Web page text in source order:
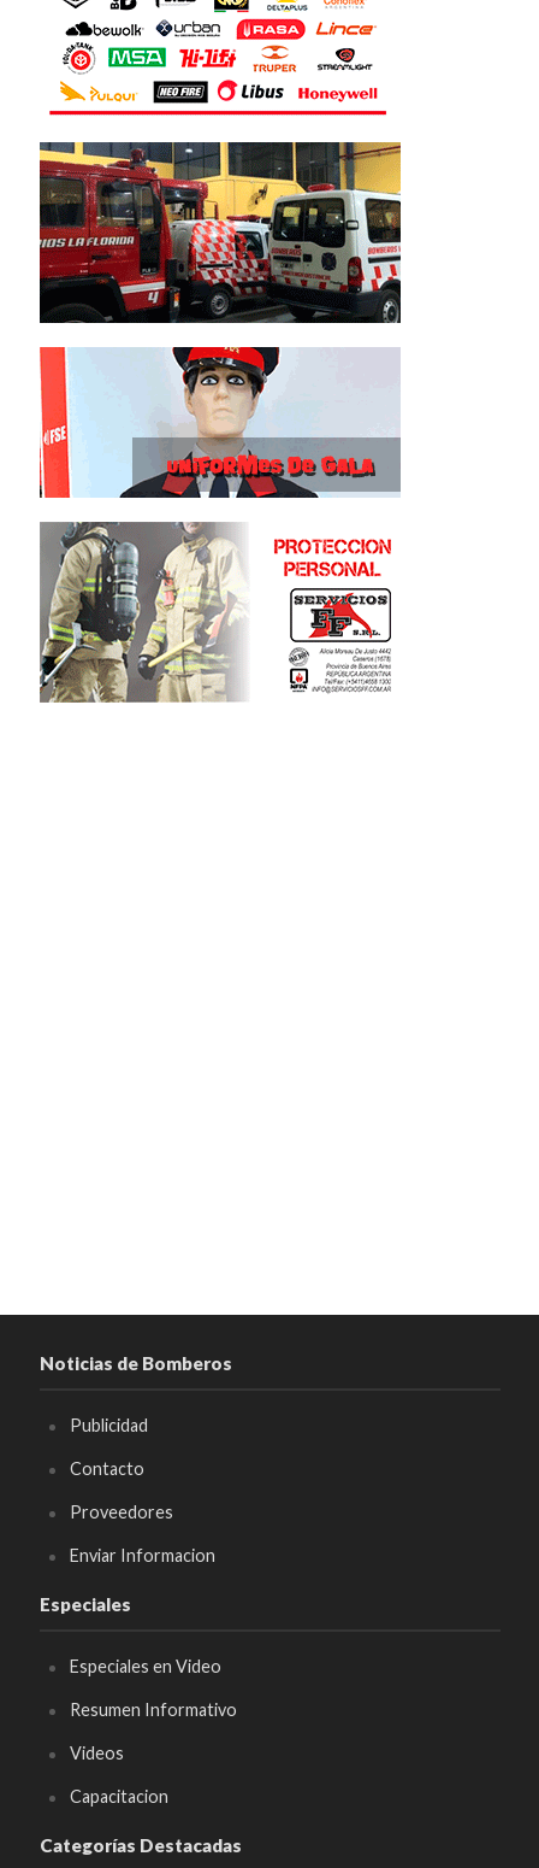
Noticias de Bomberos
Publicidad
Contacto
Proveedores
Enviar Informacion
Especiales
Especiales en Video
Resumen Informativo
Videos
Capacitacion
Categorías Destacadas